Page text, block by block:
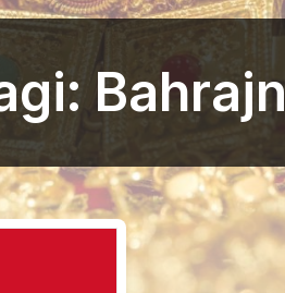
Bahrajn